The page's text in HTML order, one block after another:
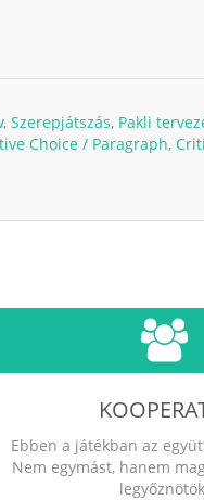
, Szerepjátszás, Pakli
Choice / Paragraph,
Ebben a játékban az
Nem egymást, hanem